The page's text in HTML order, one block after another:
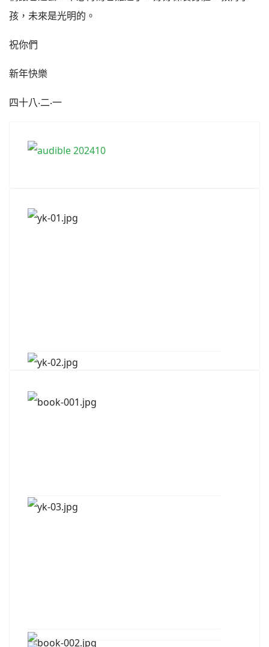
孩，未來是光明的。
祝你們
新年快樂
四十八‧二‧一